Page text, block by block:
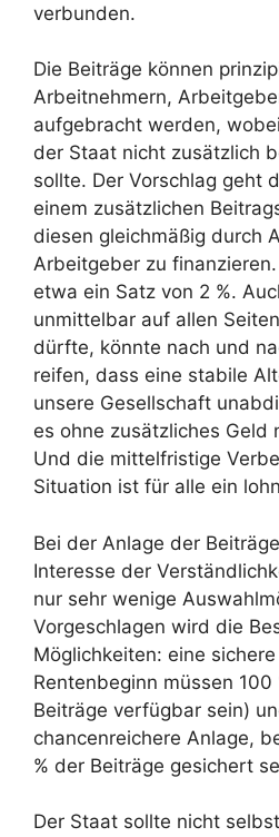
verbunden.
Die Beiträge können
Arbeitnehmern,
aufgebracht werden,
der Staat nicht zusätzlich
sollte. Der Vorschlag geht
einem zusätzlichen
diesen gleichmäßig durch
Arbeitgeber zu
etwa ein Satz von 2 %.
unmittelbar auf allen
dürfte, könnte nach und
reifen, dass eine stabile
unsere Gesellschaft
es ohne zusätzliches Geld
Und die mittelfristige
Situation ist für alle ein
Bei der Anlage der
Interesse der
nur sehr wenige
Vorgeschlagen wird die
Möglichkeiten: eine
Rentenbeginn müssen
Beiträge verfügbar sein)
chancenreichere Anlage,
% der Beiträge gesichert
Der Staat sollte nicht